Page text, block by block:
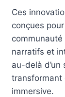
Ces
conçues
narratifs et
au-delà
transformant
immersive.